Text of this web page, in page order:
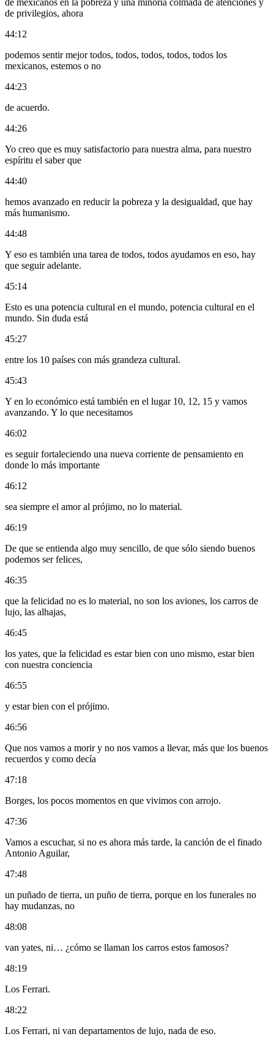
de privilegios, ahora
44:12
podemos sentir mejor todos, todos, todos, todos, todos los
mexicanos, estemos o no
44:23
de acuerdo.
44:26
Yo creo que es muy satisfactorio para nuestra alma, para nuestro
espíritu el saber que
44:40
hemos avanzado en reducir la pobreza y la desigualdad, que hay
más humanismo.
44:48
Y eso es también una tarea de todos, todos ayudamos en eso, hay
que seguir adelante.
45:14
Esto es una potencia cultural en el mundo, potencia cultural en el
mundo. Sin duda está
45:27
entre los 10 países con más grandeza cultural.
45:43
Y en lo económico está también en el lugar 10, 12, 15 y vamos
avanzando. Y lo que necesitamos
46:02
es seguir fortaleciendo una nueva corriente de pensamiento en
donde lo más importante
46:12
sea siempre el amor al prójimo, no lo material.
46:19
De que se entienda algo muy sencillo, de que sólo siendo buenos
podemos ser felices,
46:35
que la felicidad no es lo material, no son los aviones, los carros de
lujo, las alhajas,
46:45
los yates, que la felicidad es estar bien con uno mismo, estar bien
con nuestra conciencia
46:55
y estar bien con el prójimo.
46:56
Que nos vamos a morir y no nos vamos a llevar, más que los buenos
recuerdos y como decía
47:18
Borges, los pocos momentos en que vivimos con arrojo.
47:36
Vamos a escuchar, si no es ahora más tarde, la canción de el finado
Antonio Aguilar,
47:48
un puñado de tierra, un puño de tierra, porque en los funerales no
hay mudanzas, no
48:08
van yates, ni… ¿cómo se llaman los carros estos famosos?
48:19
Los Ferrari.
48:22
Los Ferrari, ni van departamentos de lujo, nada de eso.